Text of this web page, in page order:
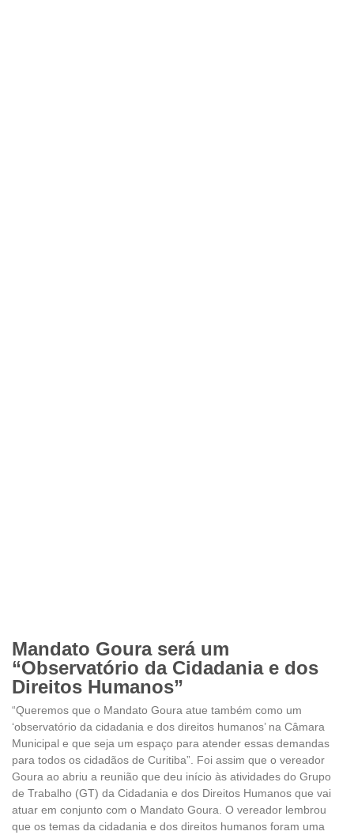
Mandato Goura será um
“Observatório da Cidadania e dos
Direitos Humanos”
“Queremos que o Mandato Goura atue também como um
‘observatório da cidadania e dos direitos humanos’ na Câmara
Municipal e que seja um espaço para atender essas demandas
para todos os cidadãos de Curitiba”. Foi assim que o vereador
Goura ao abriu a reunião que deu início às atividades do Grupo
de Trabalho (GT) da Cidadania e dos Direitos Humanos que vai
atuar em conjunto com o Mandato Goura. O vereador lembrou
que os temas da cidadania e dos direitos humanos foram uma